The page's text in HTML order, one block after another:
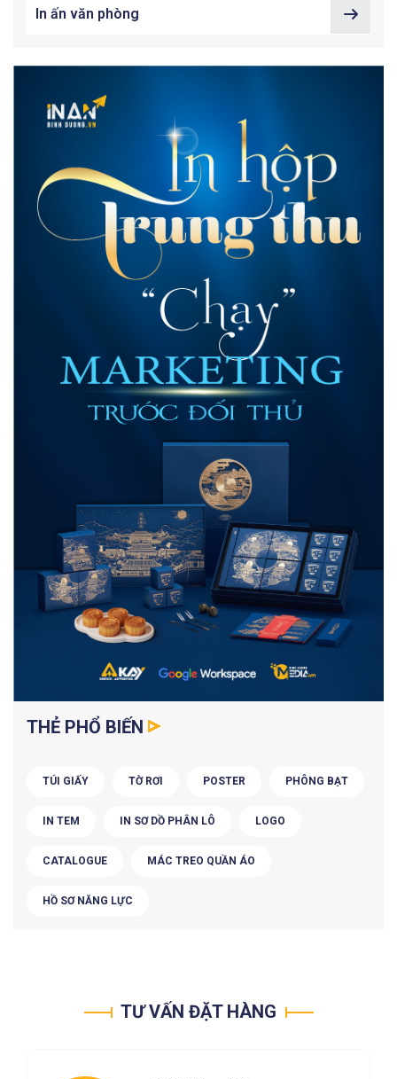
In ấn văn phòng
THẺ PHỔ BIẾN
TÚI GIẤY TỜ RƠI POSTER PHÔNG BẠT
IN TEM IN SƠ DỒ PHÂN LÔ LOGO
CATALOGUE MÁC TREO QUẦN ÁO
HỒ SƠ NĂNG LỰC
TƯ VẤN ĐẶT HÀNG